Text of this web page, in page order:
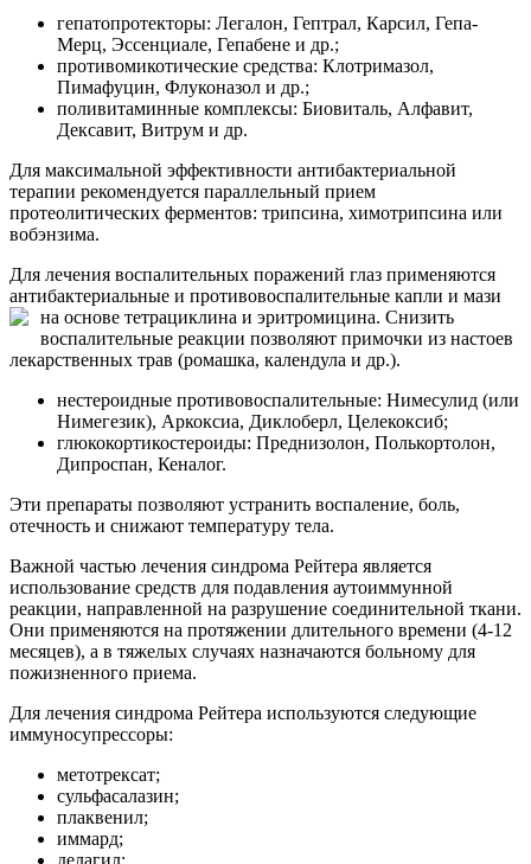
гепатопротекторы: Легалон, Гептрал, Карсил, Гепа-
Мерц, Эссенциале, Гепабене и др.;
противомикотические средства: Клотримазол,
Пимафуцин, Флуконазол и др.;
поливитаминные комплексы: Биовиталь, Алфавит,
Дексавит, Витрум и др.
Для максимальной эффективности антибактериальной
терапии рекомендуется параллельный прием
протеолитических ферментов: трипсина, химотрипсина или
вобэнзима.
Для лечения воспалительных поражений глаз применяются
антибактериальные и противовоспалительные капли и мази
на основе тетрациклина и эритромицина. Снизить
воспалительные реакции позволяют примочки из настоев
лекарственных трав (ромашка, календула и др.).
нестероидные противовоспалительные: Нимесулид (или
Нимегезик), Аркоксиа, Диклоберл, Целекоксиб;
глюкокортикостероиды: Преднизолон, Полькортолон,
Дипроспан, Кеналог.
Эти препараты позволяют устранить воспаление, боль,
отечность и снижают температуру тела.
Важной частью лечения синдрома Рейтера является
использование средств для подавления аутоиммунной
реакции, направленной на разрушение соединительной ткани.
Они применяются на протяжении длительного времени (4-12
месяцев), а в тяжелых случаях назначаются больному для
пожизненного приема.
Для лечения синдрома Рейтера используются следующие
иммуносупрессоры:
метотрексат;
сульфасалазин;
плаквенил;
иммард;
делагил;